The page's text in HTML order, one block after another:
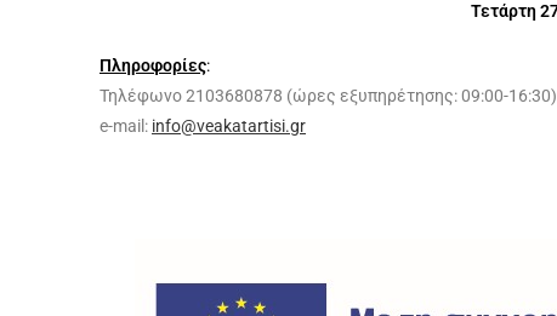
Τετάρτη
Πληροφορίες:
Τηλέφωνο 2103680878 (ώρες εξυπηρέτησης: 09:00-16:30)
e-mail: info@veakatartisi.gr